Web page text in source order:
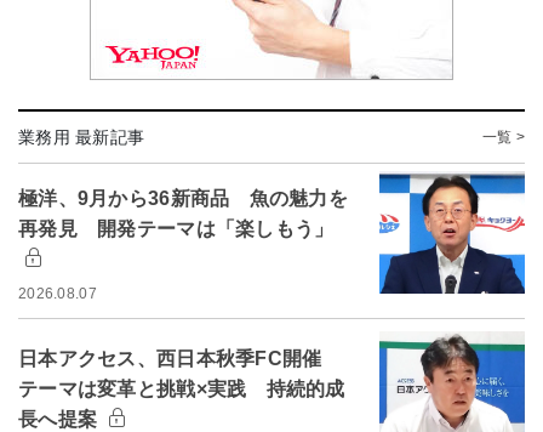
業務用 最新記事 一覧 >
極洋、9月から36新商品 魚の魅力を
再発見 開発テーマは「楽しもう」
2026.08.07
日本アクセス、西日本秋季FC開催
テーマは変革と挑戦×実践 持続的成
長へ提案